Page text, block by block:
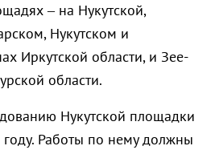
– на Нукутской,
Нукутском и
Иркутской области, и Зее-
области.
Нукутской площадки
Работы по нему должны